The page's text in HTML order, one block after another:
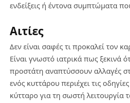
ενδείξεις ή έντονα συμπτώματα
Αιτίες
Δεν είναι σαφές τι προκαλεί τον
Είναι γνωστό ιατρικά πως ξεκινά
προστάτη αναπτύσσουν αλλαγές
ενός κυττάρου περιέχει τις
κύτταρο για τη σωστή λειτουργία